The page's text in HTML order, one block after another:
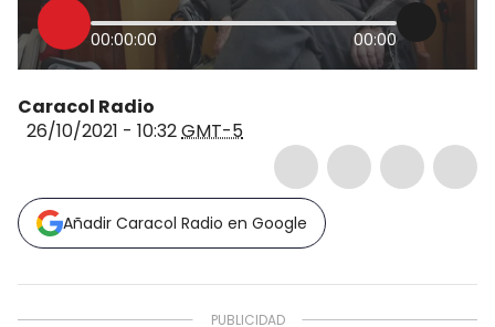
00:00:00 00:00
Caracol Radio
26/10/2021 - 10:32GMT-5
Añadir Caracol Radio en Google